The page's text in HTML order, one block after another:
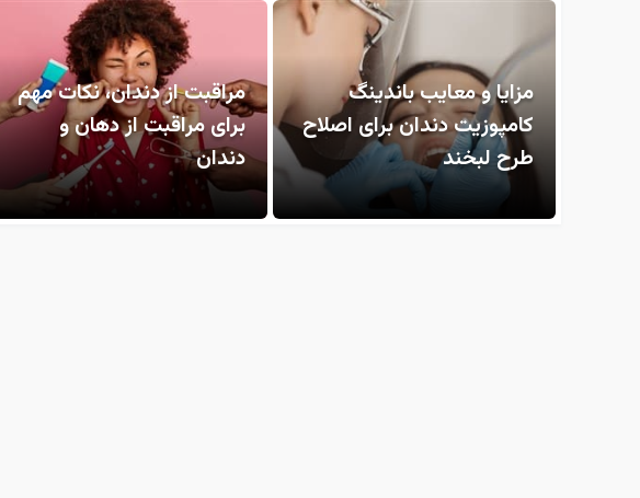
مزایا و معایب باندینگ
کامپوزیت دندان برای اصلاح
طرح لبخند
مراقبت از دندان، نکات مهم
برای مراقبت از دهان و
دندان